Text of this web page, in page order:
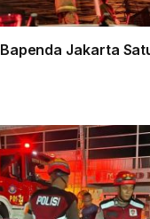
Jakarta